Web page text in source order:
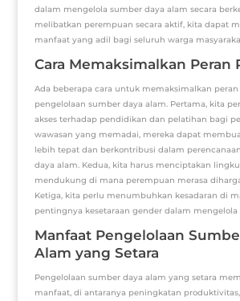
dalam mengelola sumber daya alam secara
melibatkan perempuan secara aktif, kita dapat
manfaat yang adil bagi seluruh warga
Cara Memaksimalkan Peran
Ada beberapa cara untuk memaksimalkan
pengelolaan sumber daya alam. Pertama, kita
akses terhadap pendidikan dan pelatihan bagi
wawasan yang memadai, mereka dapat
lebih tepat dan berkontribusi dalam
daya alam. Kedua, kita harus menciptakan
mendukung di mana perempuan merasa
Ketiga, kita perlu menumbuhkan kesadaran di
pentingnya kesetaraan gender dalam mengelola
Manfaat Pengelolaan
Alam yang Setara
Pengelolaan sumber daya alam yang setara
manfaat, di antaranya peningkatan